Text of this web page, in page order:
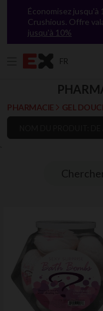
`
Économisez
Crushious. Offre
jusqu'à 10%
FR
PHARMACIE GEL